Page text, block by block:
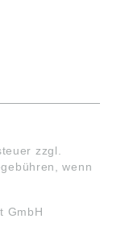
zzgl.
wenn
GmbH